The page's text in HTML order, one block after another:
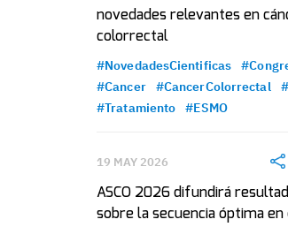
novedades relevantes en
colorrectal
#NovedadesCientificas
#Cancer
#CancerColorrectal
#Tratamiento
#ESMO
19 MAY 2026
ASCO 2026 difundirá
sobre la secuencia óptima en